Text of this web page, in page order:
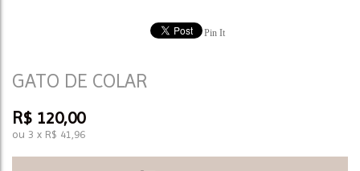
Pin It
GATO DE COLAR
R$ 120,00
ou 3 x R$ 41,96